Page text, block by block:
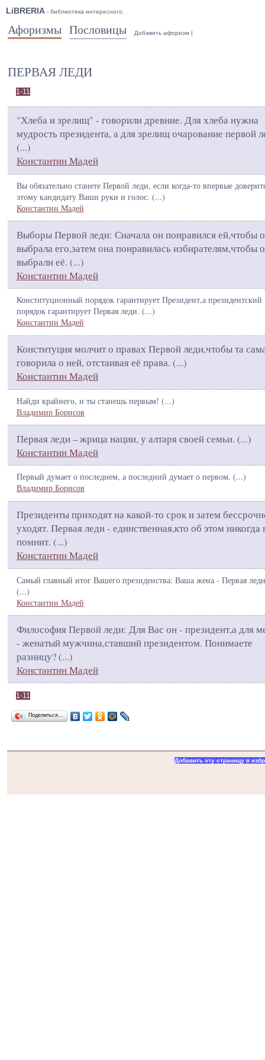
LiBRERIA - библиотека интересного.
Афоризмы Пословицы Добавить афоризм |
ПЕРВАЯ ЛЕДИ
1-11
"Хлеба и зрелищ" - говорили древние. Для хлеба нужна
мудрость президента, а для зрелищ очарование первой
(...)
Константин Мадей
Вы обязательно станете Первой леди, если когда-то впервые
этому кандидату Ваши руки и голос. (...)
Константин Мадей
Выборы Первой леди: Сначала он понравился ей,чтобы
выбрала его,затем она понравилась избирателям,чтобы
выбрали её. (...)
Константин Мадей
Конституционный порядок гарантирует Президент,а президентский
порядок гарантирует Первая леди. (...)
Константин Мадей
Конституция молчит о правах Первой леди,чтобы та
говорила о ней, отстаивая её права. (...)
Константин Мадей
Найди крайнего, и ты станешь первым! (...)
Владимир Борисов
Первая леди – жрица нации, у алтаря своей семьи. (...)
Константин Мадей
Первый думает о последнем, а последний думает о первом. (...)
Владимир Борисов
Президенты приходят на какой-то срок и затем
уходят. Первая леди - единственная,кто об этом никогда
помнит. (...)
Константин Мадей
Самый главный итог Вашего президенства: Ваша жена - Первая
(...)
Константин Мадей
Философия Первой леди: Для Вас он - президент,а для
- женатый мужчина,ставший президентом. Понимаете
разницу? (...)
Константин Мадей
1-11
Поделиться…
Добавить эту страницу в